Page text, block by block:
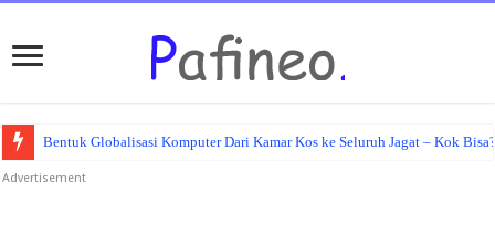
Bentuk Globalisasi Komputer Dari Kamar Kos ke Seluruh Jagat – Kok
Advertisement